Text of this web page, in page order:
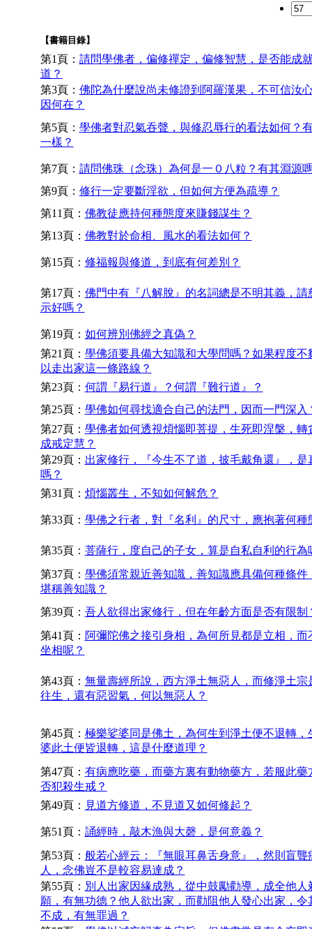
【書籍目錄】
第1頁： 請問學佛者，偏修禪定，偏修智慧，是否能成
道？
第3頁： 佛陀為什麼說尚未修證到阿羅漢果，不可信汝
因何在？
第5頁： 學佛者對忍氣吞聲，與修忍辱行的看法如何？
一樣？
第7頁： 請問佛珠（念珠）為何是一０八粒？有其淵源
第9頁： 修行一定要斷淫欲，但如何方便為疏導？
第11頁： 佛教徒應持何種態度來賺錢謀生？
第13頁： 佛教對於命相、風水的看法如何？
第15頁： 修福報與修道，到底有何差別？
第17頁： 佛門中有『八解脫』的名詞總是不明其義，請
示好嗎？
第19頁： 如何辨別佛經之真偽？
第21頁： 學佛須要具備大知識和大學問嗎？如果程度不
以走出家這一條路線？
第23頁： 何謂『易行道』？何謂『難行道』？
第25頁： 學佛如何尋找適合自己的法門，因而一門深入
第27頁： 學佛者如何透視煩惱即菩提，生死即涅槃，轉
成戒定慧？
第29頁： 出家修行，『今生不了道，披毛戴角還』，是
嗎？
第31頁： 煩惱叢生，不知如何解危？
第33頁： 學佛之行者，對『名利』的尺寸，應抱著何種
第35頁： 菩薩行，度自己的子女，算是自私自利的行為
第37頁： 學佛須常親近善知識，善知識應具備何種條件
堪稱善知識？
第39頁： 吾人欲得出家修行，但在年齡方面是否有限制
第41頁： 阿彌陀佛之接引身相，為何所見都是立相，而
坐相呢？
第43頁： 無量壽經所說，西方淨土無惡人，而修淨土宗
往生，還有惡習氣，何以無惡人？
第45頁： 極樂娑婆同是佛土，為何生到淨土便不退轉，
婆此土便皆退轉，這是什麼道理？
第47頁： 有病應吃藥，而藥方裏有動物藥方，若服此藥
否犯殺生戒？
第49頁： 見道方修道，不見道又如何修起？
第51頁： 誦經時，敲木漁與大磬，是何意義？
第53頁： 般若心經云：『無眼耳鼻舌身意』，然則盲聾
人，念佛豈不是較容易達成？
第55頁： 別人出家因緣成熟，從中鼓勵勸導，成全他人
願，有無功德？他人欲出家，而勸阻他人發心出家，令
不成，有無罪過？